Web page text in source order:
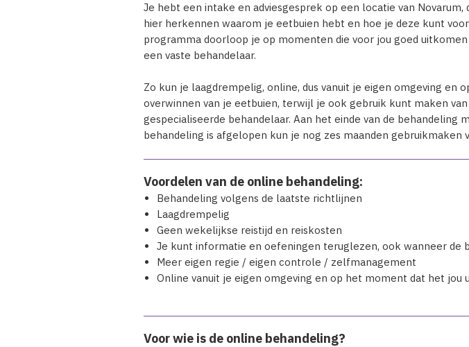
Je hebt een intake en adviesgesprek op een locatie van
hier herkennen waarom je eetbuien hebt en hoe je deze kunt
programma doorloop je op momenten die voor jou goed
een vaste behandelaar.
Zo kun je laagdrempelig, online, dus vanuit je eigen omgeving
overwinnen van je eetbuien, terwijl je ook gebruik kunt maken
gespecialiseerde behandelaar. Aan het einde van de
behandeling is afgelopen kun je nog zes maanden gebruikmaken
Voordelen van de online behandeling:
Behandeling volgens de laatste richtlijnen
Laagdrempelig
Geen wekelijkse reistijd en reiskosten
Je kunt informatie en oefeningen teruglezen, ook wanneer de
Meer eigen regie / eigen controle / zelfmanagement
Online vanuit je eigen omgeving en op het moment dat het
Voor wie is de online behandeling?